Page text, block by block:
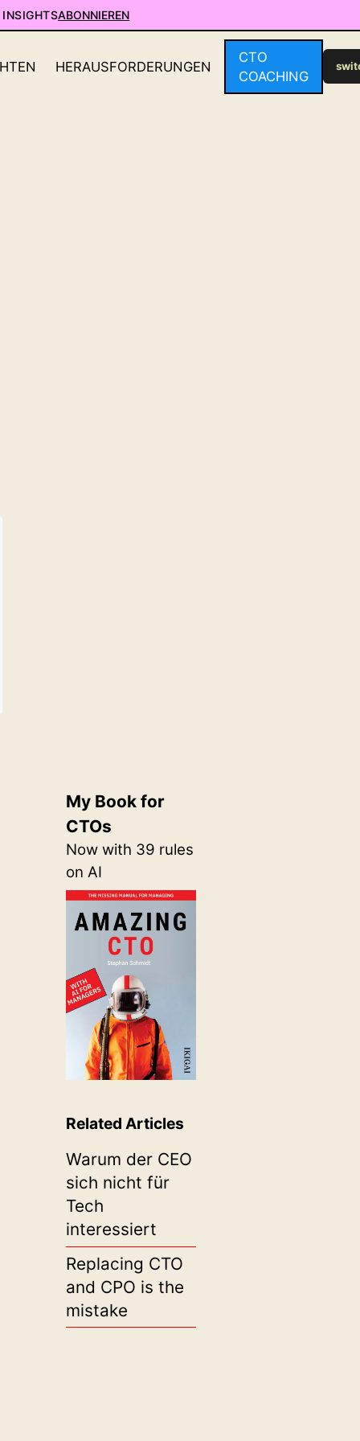
ABONNIEREN
HERAUSFORDERUNGEN
CTO
COACHING
My Book for
CTOs
Now with 39 rules
on AI
Related Articles
Warum der CEO
sich nicht für
Tech
interessiert
Replacing CTO
and CPO is the
mistake